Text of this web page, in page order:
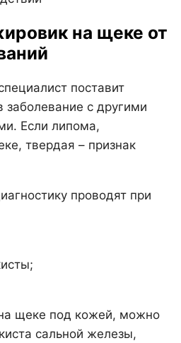
на щеке от
поставит
заболевание с другими
Если липома,
твердая – признак
проводят при
щеке под кожей, можно
сальной железы,